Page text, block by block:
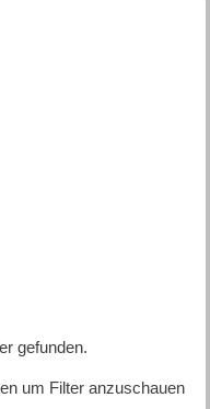
gefunden.
um Filter anzuschauen